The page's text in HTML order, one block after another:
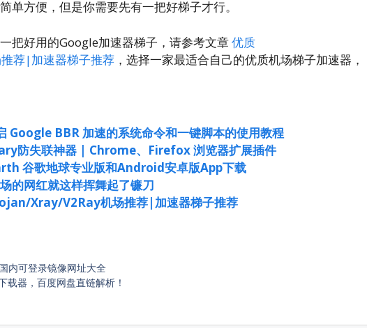
单方便，但是你需要先有一把好梯子才行。
把好用的Google加速器梯子，请参考文章优质
荐|加速器梯子推荐 ，选择一家最适合自己的优质机场梯子加速器，
BBR 加速的系统命令和一键脚本的使用教程
防失联神器 | Chrome、Firefox 浏览器扩展插件
谷歌地球专业版和Android安卓版App下载
的网红就这样挥舞起了镰刀
Xray/V2Ray机场推荐|加速器梯子推荐
内可登录镜像网址大全
器，百度网盘直链解析！